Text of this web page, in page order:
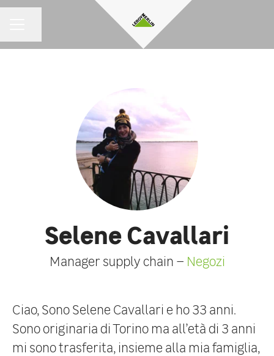
Selene Cavallari
Manager supply chain – Negozi
Ciao, Sono Selene Cavallari e ho 33 anni.
Sono originaria di Torino ma all’età di 3 anni
mi sono trasferita, insieme alla mia famiglia,